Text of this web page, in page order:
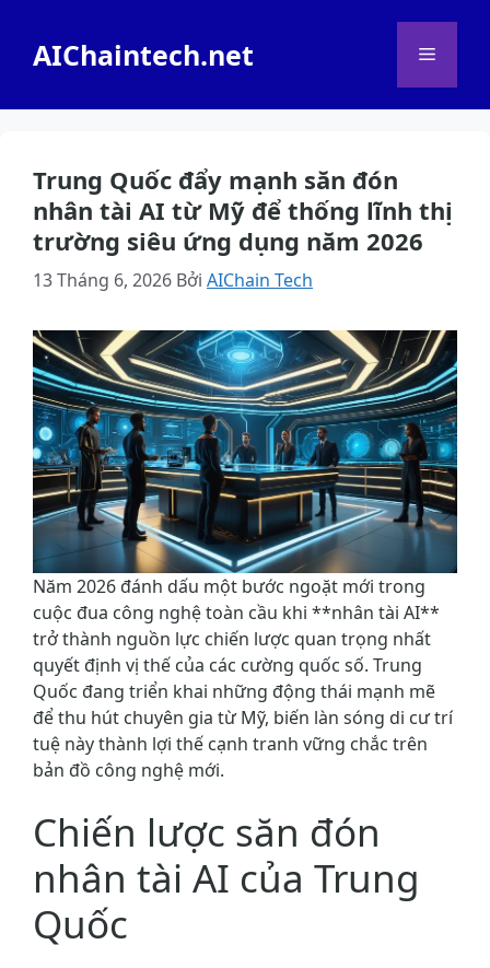
AIChaintech.net Menu
Trung Quốc đẩy mạnh săn đón
nhân tài AI từ Mỹ để thống lĩnh thị
trường siêu ứng dụng năm 2026
13 Tháng 6, 2026 Bởi AIChain Tech
Năm 2026 đánh dấu một bước ngoặt mới trong
cuộc đua công nghệ toàn cầu khi **nhân tài AI**
trở thành nguồn lực chiến lược quan trọng nhất
quyết định vị thế của các cường quốc số. Trung
Quốc đang triển khai những động thái mạnh mẽ
để thu hút chuyên gia từ Mỹ, biến làn sóng di cư trí
tuệ này thành lợi thế cạnh tranh vững chắc trên
bản đồ công nghệ mới.
Chiến lược săn đón
nhân tài AI của Trung
Quốc